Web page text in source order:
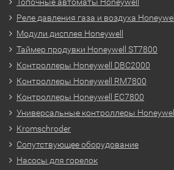
Реле давления газа и воздуха Honeywell
Модули дисплея Honeywell
Таймер продувки Honeywell ST7800
Контроллеры Honeywell DBC2000
Контроллеры Honeywell RM7800
Контроллеры Honeywell EC7800
Универсальные контроллеры Honeywell
Kromschroder
Сопутствующее оборудование
Насосы для горелок